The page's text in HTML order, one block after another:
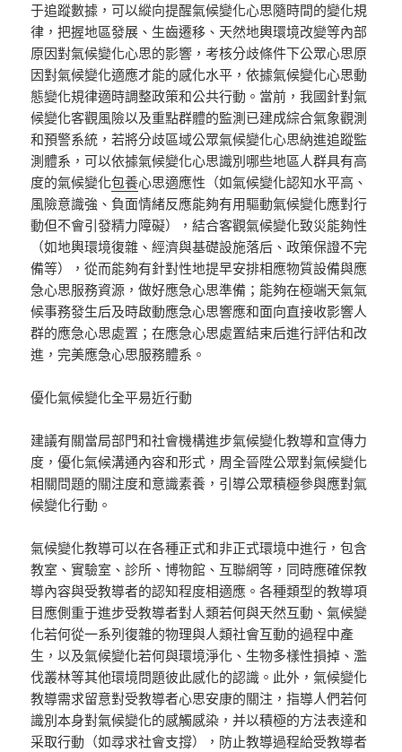
于追蹤數據，可以縱向提醒氣候變化心思隨時間的變化規
律，把握地區發展、生齒遷移、天然地輿環境改變等內部
原因對氣候變化心思的影響，考核分歧條件下公眾心思原
因對氣候變化適應才能的感化水平，依據氣候變化心思動
態變化規律適時調整政策和公共行動。當前，我國針對氣
候變化客觀風險以及重點群體的監測已建成綜合氣象觀測
和預警系統，若將分歧區域公眾氣候變化心思納進追蹤監
測體系，可以依據氣候變化心思識別哪些地區人群具有高
度的氣候變化包養心思適應性（如氣候變化認知水平高、
風險意識強、負面情緒反應能夠有用驅動氣候變化應對行
動但不會引發精力障礙），結合客觀氣候變化致災能夠性
（如地輿環境復雜、經濟與基礎設施落后、政策保證不完
備等），從而能夠有針對性地提早安排相應物質設備與應
急心思服務資源，做好應急心思準備；能夠在極端天氣氣
候事務發生后及時啟動應急心思響應和面向直接收影響人
群的應急心思處置；在應急心思處置結束后進行評估和改
進，完美應急心思服務體系。
優化氣候變化全平易近行動
建議有關當局部門和社會機構進步氣候變化教導和宣傳力
度，優化氣候溝通內容和形式，周全晉陞公眾對氣候變化
相關問題的關注度和意識素養，引導公眾積極參與應對氣
候變化行動。
氣候變化教導可以在各種正式和非正式環境中進行，包含
教室、實驗室、診所、博物館、互聯網等，同時應確保教
導內容與受教導者的認知程度相適應。各種類型的教導項
目應側重于進步受教導者對人類若何與天然互動、氣候變
化若何從一系列復雜的物理與人類社會互動的過程中產
生，以及氣候變化若何與環境淨化、生物多樣性損掉、濫
伐叢林等其他環境問題彼此感化的認識。此外，氣候變化
教導需求留意對受教導者心思安康的關注，指導人們若何
識別本身對氣候變化的感觸感染，并以積極的方法表達和
采取行動（如尋求社會支撐），防止教導過程給受教導者